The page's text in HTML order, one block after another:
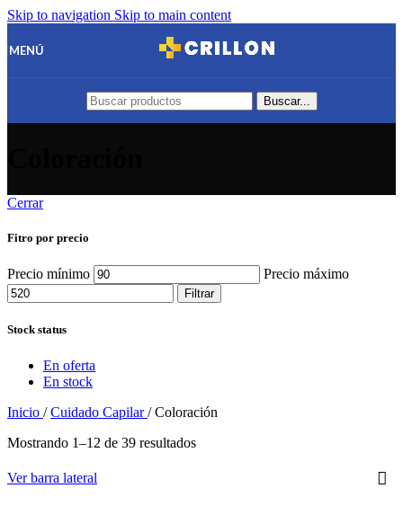
Skip to navigation Skip to main content
MENÚ
Buscar...
Cerrar
Fitro por precio
Precio mínimo Precio máximo
Filtrar
Stock status
En oferta
En stock
Inicio / Cuidado Capilar/ Coloración
Mostrando 1–12 de 39 resultados
Ver barra lateral